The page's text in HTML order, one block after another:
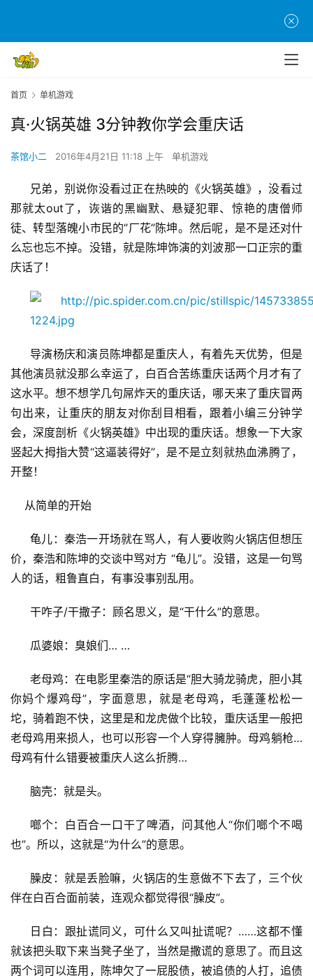
原
游
戏
首页 单机游戏
真·火锅英雄 3分钟教你学会重庆话
茶馆小二 2016年4月21日 11:18 上午 单机游戏
兄弟，别说你没看过正在热映的《火锅英雄》，没看过
那就太out了，诙谐的黑幽默、悬疑犯罪、惊艳的唐僧师
徒、转型落魄小市民的“厂花”陈坤。然后呢，是不是还对什
么忘也忘不掉。没错，就是陈坤饰演的刘波那一口正宗的重
庆话了！
导演杨庆和演员陈坤都是重庆人，有着先天优势，但是
其他演员就没那么幸运了，白百合苦练重庆话两个月才有了
这水平。想不想学几句屌炸天的重庆话，哪天来了重庆冒两
句出来，让重庆的朋友对你刮目相看，跟着小编三分钟学
会，深度剖析《火锅英雄》中出现的重庆话。想象一下大家
竖起大拇指大赞“这逼装得好”，是不是立刻就热血沸腾了，
开整！
从简单的开始
龟儿：秦浩一开场就在骂人，有人要收购火锅店但想压
价，秦浩和陈坤的交谈中骂对方 “龟儿”。没错，这是一句骂
人的话，粗鲁直白，有事没事别乱用。
干咋子/干撒子：顾名思义，是“干什么”的意思。
瓜婆娘：臭娘们… …
老母鸡：在电影里秦浩的原话是“胆大骑龙骑虎，胆小其
你妈个爆鸡母”，字面意思，就是老母鸡，毛蓬蓬松松一
坨，骑着跑不快，这里是和龙虎做个比较，重庆话里一般把
老母鸡用来损人，也可以形容一个人穿得臃肿。母鸡躺枪…
母鸡有什么错要被重庆人这么折腾…
脑壳：就是头。
啷个：白百合一口干了啤酒，问其他人“你们啷个不喝
也”。所以，这就是“为什么”的意思。
臊皮：就是丢脸嘛，火锅店的生意做不下去了，三个伙
伴在白百合面前装，连观众都觉得很“臊皮”。
日白：跟扯谎同义，可什么又叫扯谎呢？……这都不懂
就该把头取下来当凳子坐了，当然是撒谎的意思了。而且这
两个词可以连用，陈坤欠了一屁股债，被追债的人打，追债